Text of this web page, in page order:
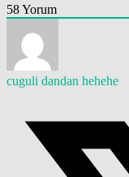
58Yorum
cuguli dandan hehehe